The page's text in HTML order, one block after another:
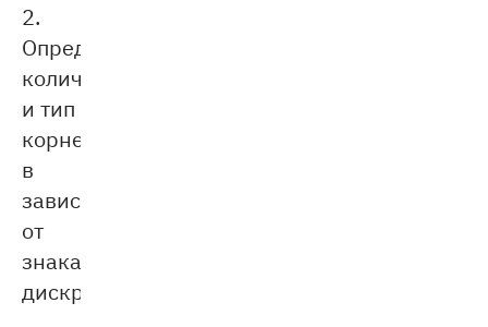
2.
Определите
количество
и тип
корней
в
зависимости
от
знака
диcкриминанта: